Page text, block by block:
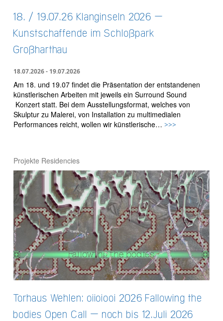
18. / 19.07.26 Klanginseln 2026 –
Kunstschaffende im Schloßpark
Großharthau
18.07.2026 - 19.07.2026
Am 18. und 19.07 findet die Präsentation der entstandenen
künstlerischen Arbeiten mit jeweils ein Surround Sound
Konzert statt. Bei dem Ausstellungsformat, welches von
Skulptur zu Malerei, von Installation zu multimedialen
Performances reicht, wollen wir künstlerische…>>>
Projekte Residencies
Torhaus Wehlen: oiioiooi 2026 Fallowing the
bodies Open Call – noch bis 12.Juli 2026